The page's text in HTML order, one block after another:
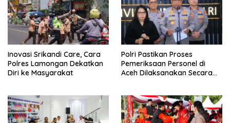
Inovasi Srikandi Care, Cara
Polres Lamongan Dekatkan
Diri ke Masyarakat
Polri Pastikan Proses
Pemeriksaan Personel di
Aceh Dilaksanakan Secara